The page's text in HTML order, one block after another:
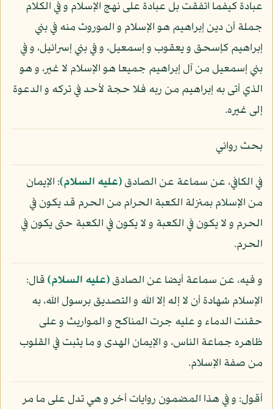
عبادة كيفما اتفقت بل عبادة على نهج الإسلام و في الكلام
جملة أن دين إبراهيم هو الإسلام و الموروث منه في بني
إبراهيم كإسحق و يعقوب و إسمعيل، و في بني إسرائيل، و في
بني إسمعيل من آل إبراهيم جميعا هو الإسلام لا غير، و هو
الذي أتى به إبراهيم من ربه فلا حجة لأحد في تركه و الدعوة
إلى غيره.
بحث روائي
في الكافي، عن سماعة عن الصادق(عليه السلام): الإيمان
من الإسلام بمنزلة الكعبة الحرام من الحرم قد يكون في
الحرم و لا يكون في الكعبة و لا يكون في الكعبة حتى يكون في
الحرم.
و فيه، عن سماعة أيضا عن الصادق(عليه السلام)قال:
الإسلام شهادة أن لا إله إلا الله و التصديق برسول الله، به
حقنت الدماء و عليه جرت المناكح و المواريث و على
ظاهره جماعة الناس، و الإيمان الهدى و ما يثبت في القلوب
من صفة الإسلام.
أقول: و في هذا المضمون روايات أخر و هي تدل على ما مر